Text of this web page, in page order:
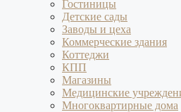
Гостиницы
Детские сады
Заводы и цеха
Коммерческие здания
Коттеджи
КПП
Магазины
Медицинские
Многоквартирные дома